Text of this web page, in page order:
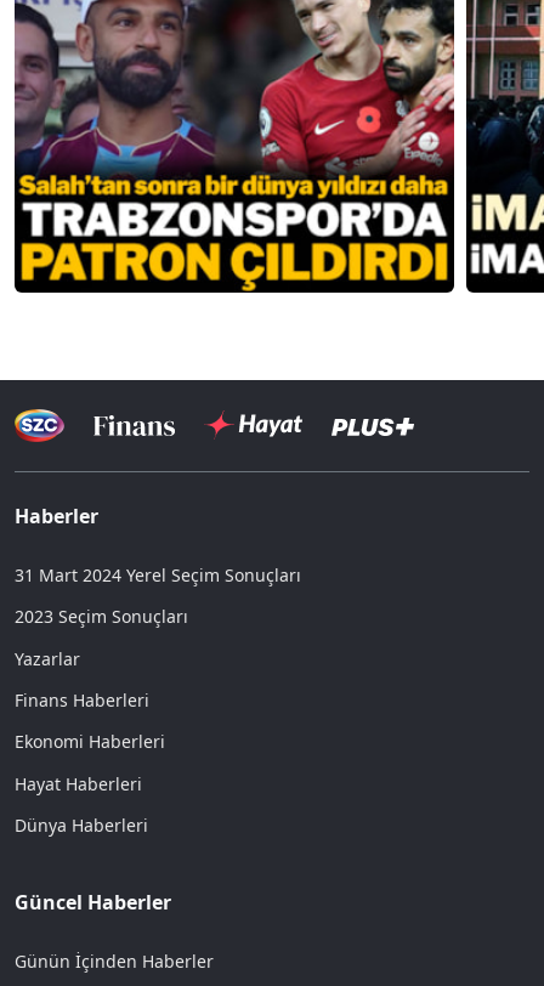
Haberler
31 Mart 2024 Yerel Seçim Sonuçları
2023 Seçim Sonuçları
Yazarlar
Finans Haberleri
Ekonomi Haberleri
Hayat Haberleri
Dünya Haberleri
Güncel Haberler
Günün İçinden Haberler